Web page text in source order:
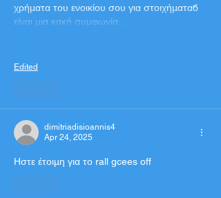
χρήματα του ενοικίου σου για στοιχήματαб
είναι μια κακή συμφωνία.…
Edited
dimitriadisioannis4
Apr 24, 2025
Ηστε έτοιμη για το rall gcees off